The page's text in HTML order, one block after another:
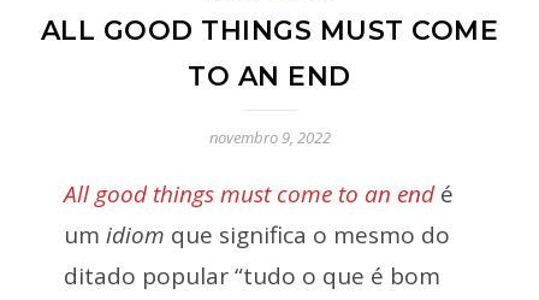
ALL GOOD THINGS MUST COME
TO AN END
novembro 9, 2022
All good things must come to an end é
um idiom que significa o mesmo do
ditado popular “tudo o que é bom